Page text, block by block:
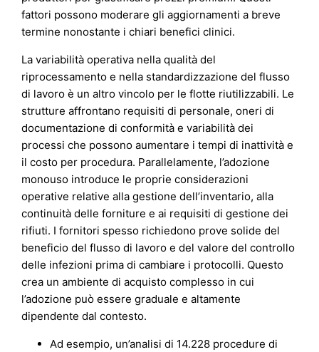
fattori possono moderare gli aggiornamenti a breve
termine nonostante i chiari benefici clinici.
La variabilità operativa nella qualità del
riprocessamento e nella standardizzazione del flusso
di lavoro è un altro vincolo per le flotte riutilizzabili. Le
strutture affrontano requisiti di personale, oneri di
documentazione di conformità e variabilità dei
processi che possono aumentare i tempi di inattività e
il costo per procedura. Parallelamente, l’adozione
monouso introduce le proprie considerazioni
operative relative alla gestione dell’inventario, alla
continuità delle forniture e ai requisiti di gestione dei
rifiuti. I fornitori spesso richiedono prove solide del
beneficio del flusso di lavoro e del valore del controllo
delle infezioni prima di cambiare i protocolli. Questo
crea un ambiente di acquisto complesso in cui
l’adozione può essere graduale e altamente
dipendente dal contesto.
Ad esempio, un’analisi di 14.228 procedure di